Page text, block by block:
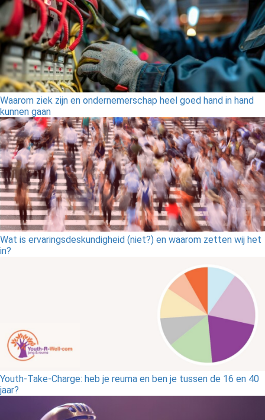
Waarom ziek zijn en ondernemerschap heel goed hand in hand
kunnen gaan
Wat is ervaringsdeskundigheid (niet?) en waarom zetten wij het
in?
Youth-Take-Charge: heb je reuma en ben je tussen de 16 en 40
jaar?